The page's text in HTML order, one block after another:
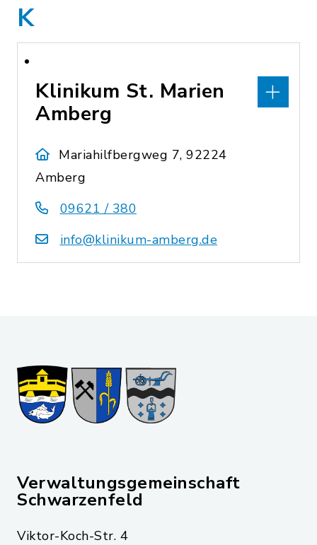
K
Klinikum St. Marien
Amberg
Mariahilfbergweg 7, 92224
Amberg
09621 / 380
info@klinikum-amberg.de
Verwaltungsgemeinschaft
Schwarzenfeld
Viktor-Koch-Str. 4